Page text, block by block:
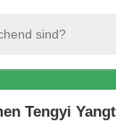
Tengyi